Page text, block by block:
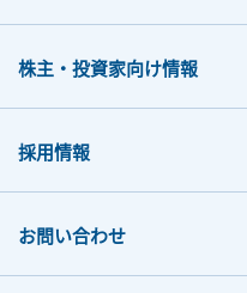
株主・投資家向け情報
採用情報
お問い合わせ